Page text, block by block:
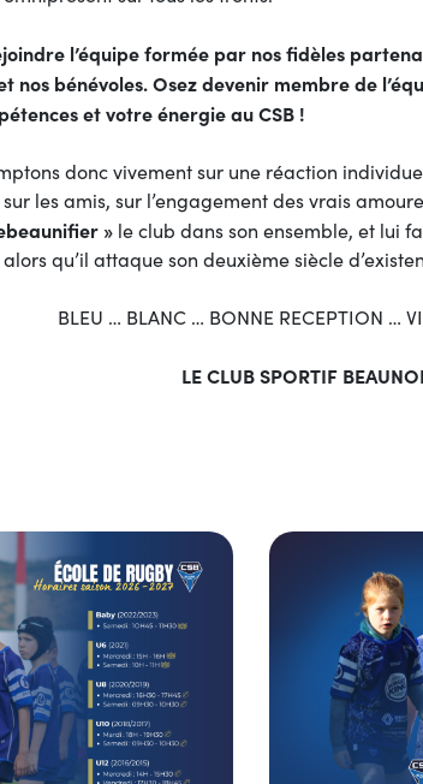
l’équipe formée par nos fidèles
nos bénévoles. Osez devenir membre de
et votre énergie au CSB !
donc vivement sur une réaction
les amis, sur l’engagement des vrais
» le club dans son ensemble, et lui
qu’il attaque son deuxième siècle
BLEU … BLANC … BONNE RECEPTION …
LE CLUB SPORTIF